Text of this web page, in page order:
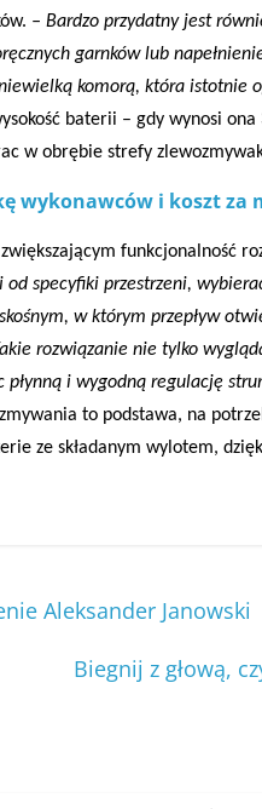
– Bardzo przydatny jest
garnków lub
komorą, która istotnie
baterii – gdy wynosi
w obrębie strefy
wykonawców i koszt za
funkcjonalność
od specyfiki przestrzeni,
w którym przepływ
rozwiązanie nie tylko
i wygodną regulację
to podstawa, na
ze składanym wylotem,
Aleksander Janowski
Biegnij z głową,